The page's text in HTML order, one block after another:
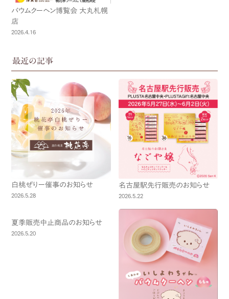
バウムクーヘン博覧会 大丸札幌
店
2026.4.16
最近の記事
白桃ぜりー催事のお知らせ
2026.5.28
名古屋駅先行販売のお知らせ
2026.5.22
夏季販売中止商品のお知らせ
2026.5.20